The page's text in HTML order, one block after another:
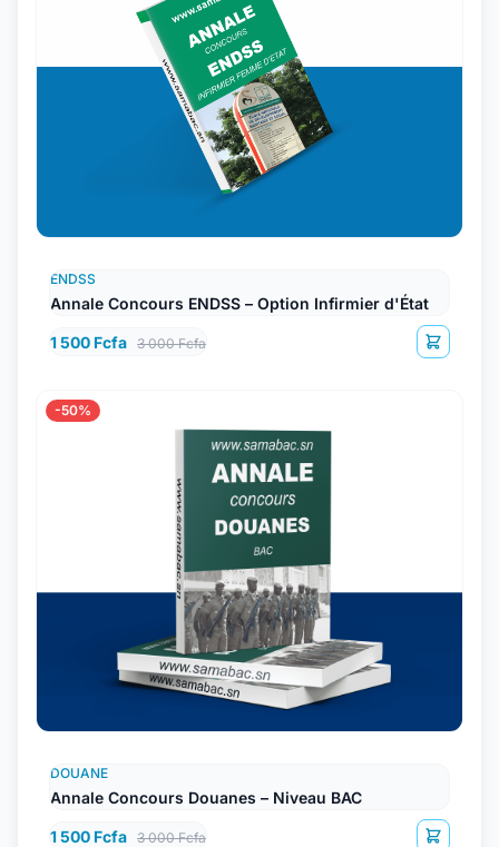
ENDSS
Annale Concours ENDSS – Option Infirmier d'État
1 500 Fcfa 3 000 Fcfa
-50%
DOUANE
Annale Concours Douanes – Niveau BAC
1 500 Fcfa 3 000 Fcfa